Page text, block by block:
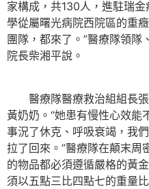
家構成，共130人，進駐瑞
學從屬曙光病院西院區的重
團隊，都來了。”醫療隊領隊
院長柴湘平說。
醫療隊醫療救治組組長張
黃奶奶。“她患有慢性心效能
事況了休克、呼吸衰竭，我
拉了回來。”醫療隊在顛末周
的物品都必須遵循嚴格的黃
須以五點三比四點七的重量